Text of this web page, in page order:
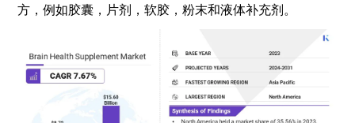
方，例如胶囊，片剂，软胶，粉末和液体补充剂。